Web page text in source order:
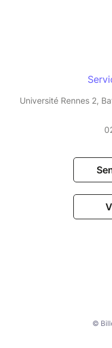
Université Rennes 2,
©